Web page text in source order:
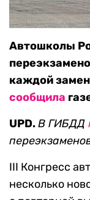
Автошколы
каждой
сообщила
UPD.В ГИБДД
III Конгресс
несколько